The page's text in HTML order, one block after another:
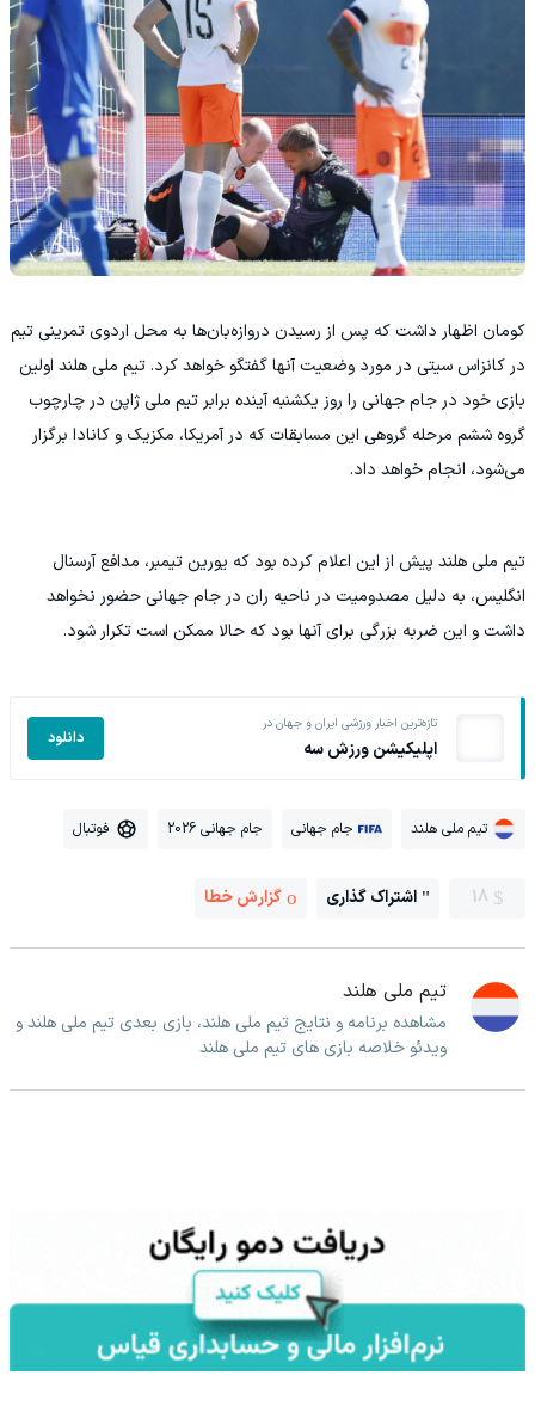
کومان اظهار داشت که پس از رسیدن دروازه‌بان‌ها به محل اردوی تمرینی تیم
در کانزاس سیتی در مورد وضعیت آنها گفتگو خواهد کرد. تیم ملی هلند اولین
بازی خود در جام جهانی را روز یکشنبه آینده برابر تیم ملی ژاپن در چارچوب
گروه ششم مرحله گروهی این مسابقات که در آمریکا، مکزیک و کانادا برگزار
می‌شود، انجام خواهد داد.
تیم ملی هلند پیش از این اعلام کرده بود که یورین تیمبر، مدافع آرسنال
انگلیس، به دلیل مصدومیت در ناحیه ران در جام جهانی حضور نخواهد
داشت و این ضربه بزرگی برای آنها بود که حالا ممکن است تکرار شود.
تازه‌ترین اخبار ورزشی ایران و جهان در
اپلیکیشن ورزش سه دانلود
تیم ملی هلند جام جهانی جام جهانی 2026 فوتبال
18 اشتراک گذاری گزارش خطا
تیم ملی هلند
مشاهده برنامه و نتایج تیم ملی هلند، بازی بعدی تیم ملی هلند و
ویدئو خلاصه بازی های تیم ملی هلند